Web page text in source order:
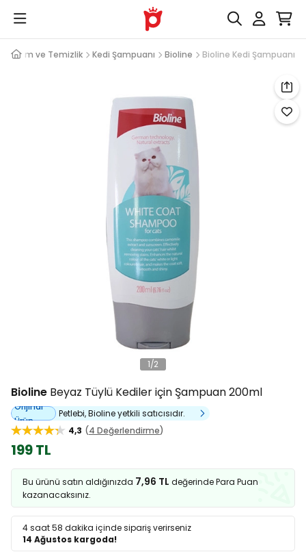
Bakım ve Temizlik Kedi Şampuanı Bioline Bioline Kedi Şampuanı
1/2
Bioline Beyaz Tüylü Kediler için Şampuan 200ml
Orijinal
Ürün
Petlebi, Bioline yetkili satıcısıdır.
4,3
4 Değerlendirme
199 TL
Bu ürünü satın aldığınızda 7,96 TL değerinde Para Puan
kazanacaksınız.
4 saat 58 dakika içinde sipariş verirseniz
14 Ağustos kargoda!